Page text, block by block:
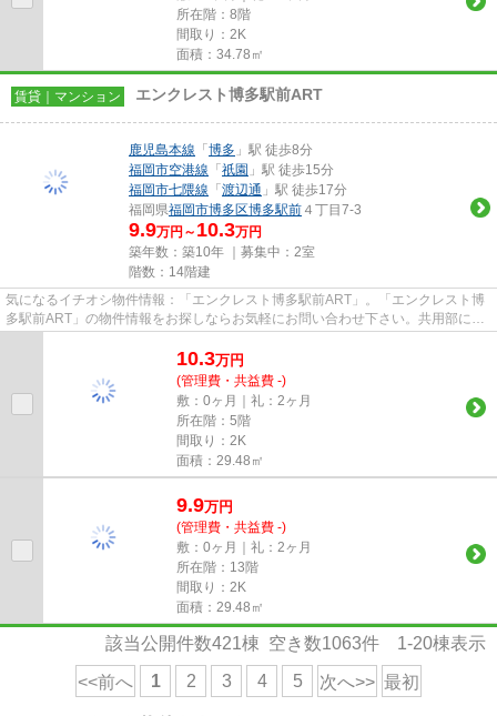
所在階：8階
間取り：2K
面積：34.78㎡
賃貸｜マンション エンクレスト博多駅前ART
鹿児島本線 「博多 」駅 徒歩8分
福岡市空港線 「祇園 」駅 徒歩15分
福岡市七隈線 「渡辺通 」駅 徒歩17分
福岡県福岡市博多区博多駅前 ４丁目7-3
9.9万円～ 10.3万円
築年数：築10年 ｜募集中： 2室
階数：14階建
気になるイチオシ物件情報：「エンクレスト博多駅前ART」。「エンクレスト博
多駅前ART」の物件情報をお探しならお気軽にお問い合わせ下さい。共用部には
エレベータ・敷地内ごみ置き場...
10.3万円
(管理費・共益費 -)
敷：0ヶ月｜礼：2ヶ月
所在階：5階
間取り：2K
面積：29.48㎡
9.9万円
(管理費・共益費 -)
敷：0ヶ月｜礼：2ヶ月
所在階：13階
間取り：2K
面積：29.48㎡
該当公開件数421棟 空き数1063件 1-20棟表示
<<前へ 1 2 3 4 5 次へ>> 最初